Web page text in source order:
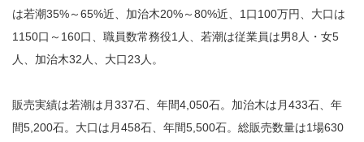
は若潮35%～65%近、加治木20%～80%近、1口100万円、大口は
1150口～160口、職員数常務役1人、若潮は従業員は男8人・女5
人、加治木32人、大口23人。
販売実績は若潮は月337石、年間4,050石。加治木は月433石、年
間5,200石。大口は月458石、年間5,500石。総販売数量は1場630